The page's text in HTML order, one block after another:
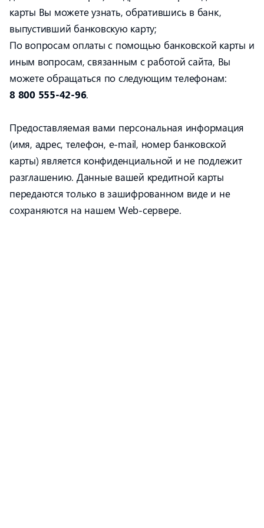
карты Вы можете узнать, обратившись в банк,
выпустивший банковскую карту;
По вопросам оплаты с помощью банковской карты и
иным вопросам, связанным с работой сайта, Вы
можете обращаться по следующим телефонам:
8 800 555-42-96.
Предоставляемая вами персональная информация
(имя, адрес, телефон, e-mail, номер банковской
карты) является конфиденциальной и не подлежит
разглашению. Данные вашей кредитной карты
передаются только в зашифрованном виде и не
сохраняются на нашем Web-сервере.